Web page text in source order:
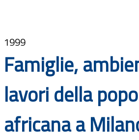
Progetti
Documenti
Bandi
Guide
1999
Famiglie,
lavori della
africana a